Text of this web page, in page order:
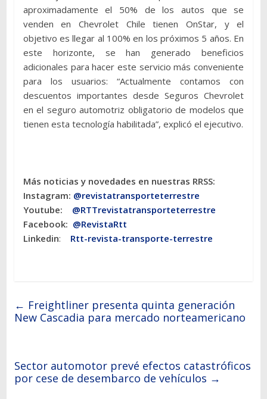
aproximadamente el 50% de los autos que se
venden en Chevrolet Chile tienen OnStar, y el
objetivo es llegar al 100% en los próximos 5 años. En
este horizonte, se han generado beneficios
adicionales para hacer este servicio más conveniente
para los usuarios: “Actualmente contamos con
descuentos importantes desde Seguros Chevrolet
en el seguro automotriz obligatorio de modelos que
tienen esta tecnología habilitada”, explicó el ejecutivo.
Más noticias y novedades en nuestras RRSS:
Instagram: @revistatransporteterrestre
Youtube: @RTTrevistatransporteterrestre
Facebook: @RevistaRtt
Linkedin: Rtt-revista-transporte-terrestre
← Freightliner presenta quinta generación
New Cascadia para mercado norteamericano
Sector automotor prevé efectos catastróficos
por cese de desembarco de vehículos →